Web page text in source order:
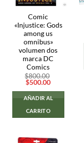
Comic
«Injustice: Gods
among us
omnibus»
volumen dos
marca DC
Comics
$800.00
El
original
era:
$800.00.
$500.00El
actual
es:
AÑADIR AL
CARRITO